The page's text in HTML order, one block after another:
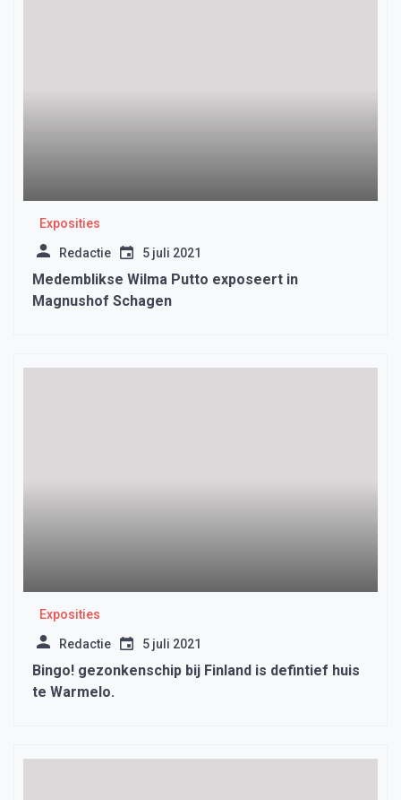
Exposities
Redactie 5 juli 2021
Medemblikse Wilma Putto exposeert in
Magnushof Schagen
Exposities
Redactie 5 juli 2021
Bingo! gezonkenschip bij Finland is defintief huis
te Warmelo.